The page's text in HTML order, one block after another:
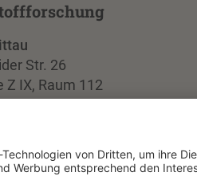
Str. 26
Z IX, Raum 112